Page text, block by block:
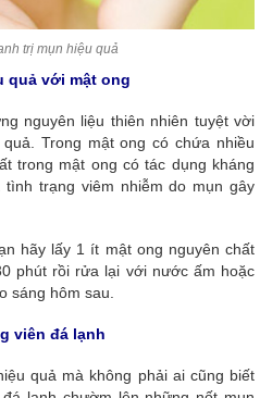
trị mụn hiệu quả
quả với mật ong
nguyên liệu thiên nhiên tuyệt vời
Trong mật ong có chứa nhiều
trong mật ong có tác dụng kháng
trạng viêm nhiễm do mụn gây
hãy lấy 1 ít mật ong nguyên chất
phút rồi rửa lại với nước ấm hoặc
sáng hôm sau.
viên đá lạnh
quả mà không phải ai cũng biết